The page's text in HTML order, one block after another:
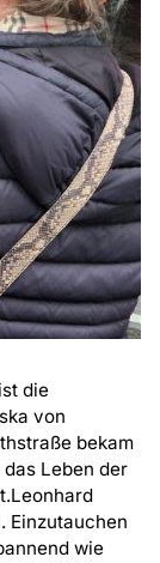
die
von
bekam
Leben der
Einzutauchen
wie